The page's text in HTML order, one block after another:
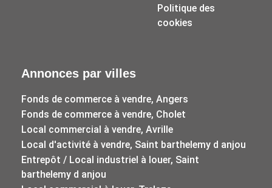
Politique des
cookies
Annonces par villes
Fonds de commerce à vendre, Angers
Fonds de commerce à vendre, Cholet
Local commercial à vendre, Avrille
Local d'activité à vendre, Saint barthelemy d anjou
Entrepôt / Local industriel à louer, Saint
barthelemy d anjou